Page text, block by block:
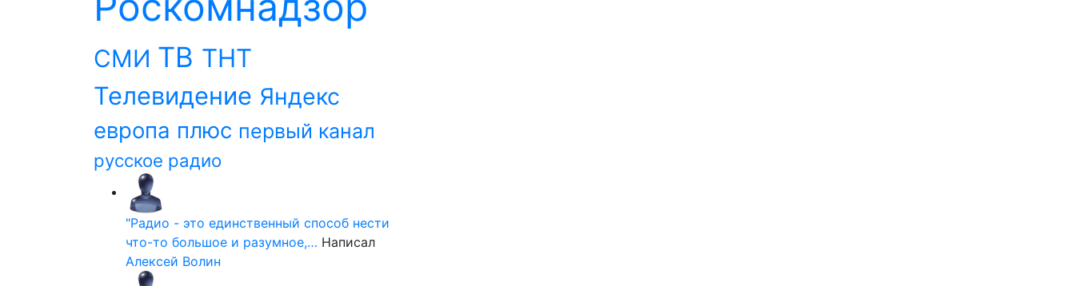
СМИ ТВ ТНТ
Телевидение Яндекс
европа плюс первый канал
русское радио
"Радио - это единственный способ нести
что-то большое и разумное,… Написал
Алексей Волин